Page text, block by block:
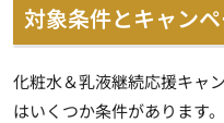
対象条件とキャン
化粧水＆乳液継続応援キャ
はいくつか条件があります。